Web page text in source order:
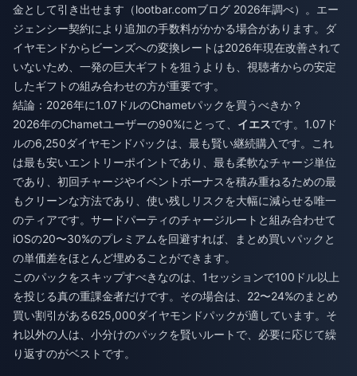
金として引き出せます（lootbar.comブログ 2026年調べ）。エー
ジェンシー契約により追加の手数料がかかる場合があります。ダ
イヤモンドからビーンズへの変換レートは2026年現在改善されて
いないため、一発の巨大ギフトを狙うよりも、視聴者からの安定
したギフトの組み合わせの方が重要です。
結論：2026年に1.07ドルのChametパックを買うべきか？
2026年のChametユーザーの90%にとって、 イエスです。1.07ド
ルの6,250ダイヤモンドパックは、最も賢い継続購入です。これ
は最も安いエントリーポイントであり、最も柔軟なチャージ単位
であり、初回チャージやイベントボーナスを積み重ねるための最
もクリーンな方法であり、使い残しリスクを大幅に減らせる唯一
のティアです。サードパーティのチャージルートと組み合わせて
iOSの20〜30%のプレミアムを回避すれば、まとめ買いパックと
の単価差をほとんど埋めることができます。
このパックをスキップすべきなのは、1セッションで100ドル以上
を投じる真の重課金者だけです。その場合は、22〜24%のまとめ
買い割引がある625,000ダイヤモンドパックが適しています。そ
れ以外の人は、小分けのパックを賢いルートで、必要に応じて繰
り返すのがベストです。